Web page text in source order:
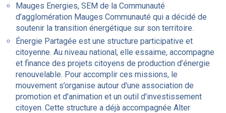
Mauges Energies, SEM de la Communauté
d’agglomération Mauges Communauté qui a décidé de
soutenir la transition énergétique sur son territoire.
Énergie Partagée est une structure participative et
citoyenne. Au niveau national, elle essaime, accompagne
et finance des projets citoyens de production d’énergie
renouvelable. Pour accomplir ces missions, le
mouvement s’organise autour d'une association de
promotion et d'animation et un outil d'investissement
citoyen. Cette structure a déjà accompagnée Alter